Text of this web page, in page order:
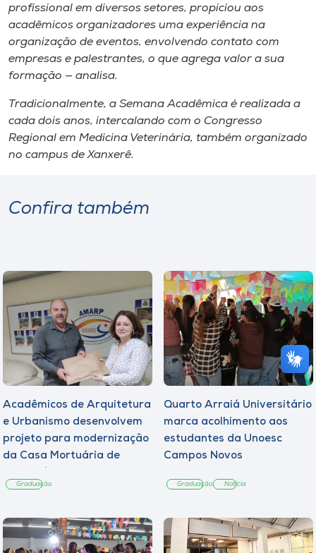
profissional em diversos setores, propiciou aos
acadêmicos organizadores uma experiência na
organização de eventos, envolvendo contato com
empresas e palestrantes, o que agrega valor a sua
formação — analisa.
Tradicionalmente, a Semana Acadêmica é realizada a
cada dois anos, intercalando com o Congresso
Regional em Medicina Veterinária, também organizado
no campus de Xanxerê.
Confira também
Acadêmicos de Arquitetura
e Urbanismo desenvolvem
projeto para modernização
da Casa Mortuária de
Graduação
Quarto Arraiá Universitário
marca acolhimento aos
estudantes da Unoesc
Campos Novos
Graduação Notícia